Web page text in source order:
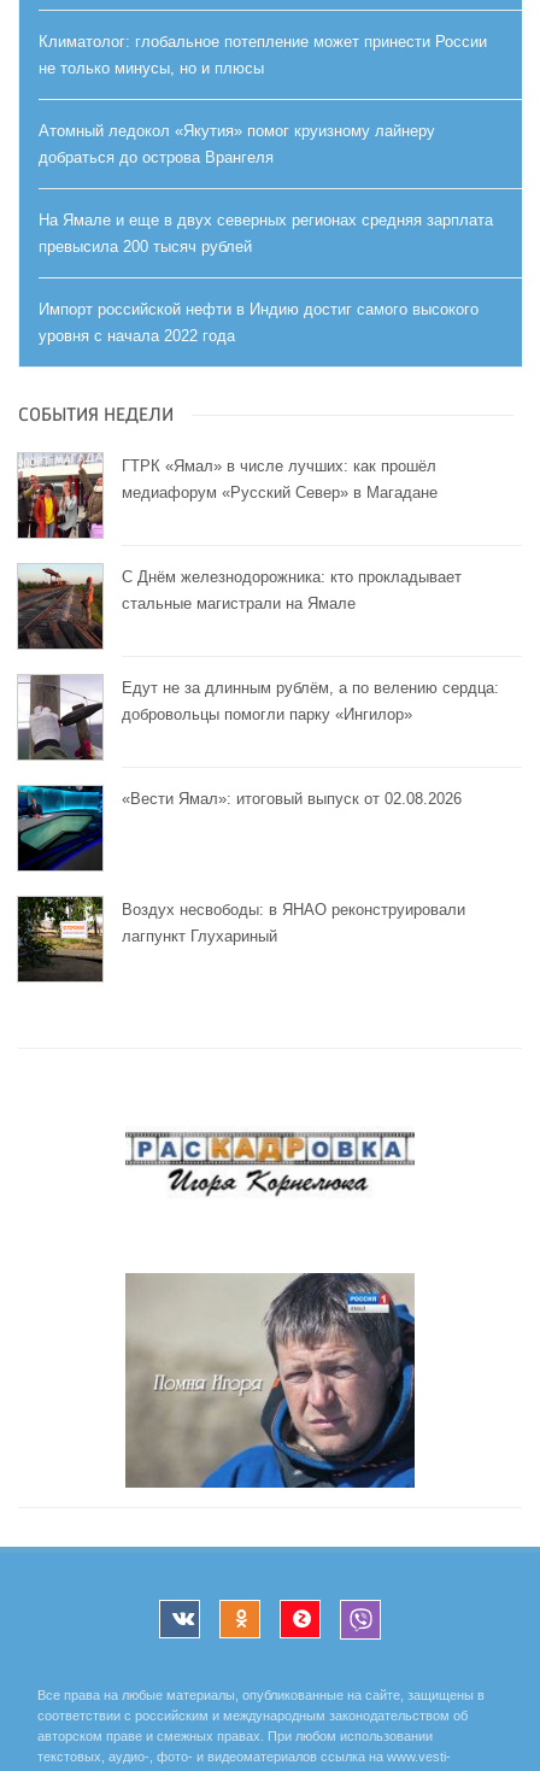
Климатолог: глобальное потепление может принести России
не только минусы, но и плюсы
Атомный ледокол «Якутия» помог круизному лайнеру
добраться до острова Врангеля
На Ямале и еще в двух северных регионах средняя зарплата
превысила 200 тысяч рублей
Импорт российской нефти в Индию достиг самого высокого
уровня с начала 2022 года
СОБЫТИЯ НЕДЕЛИ
ГТРК «Ямал» в числе лучших: как прошёл
медиафорум «Русский Север» в Магадане
С Днём железнодорожника: кто прокладывает
стальные магистрали на Ямале
Едут не за длинным рублём, а по велению сердца:
добровольцы помогли парку «Ингилор»
«Вести Ямал»: итоговый выпуск от 02.08.2026
Воздух несвободы: в ЯНАО реконструировали
лагпункт Глухариный
Все права на любые материалы, опубликованные на сайте, защищены в
соответствии с российским и международным законодательством об
авторском праве и смежных правах. При любом использовании
текстовых, аудио-, фото- и видеоматериалов ссылка на www.vesti-